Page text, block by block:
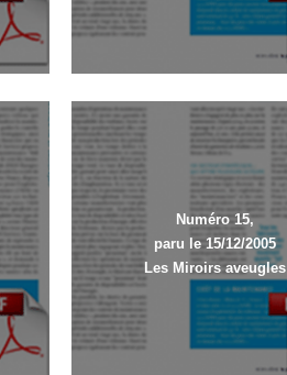
Numéro 15,
paru le 15/12/2005
Les Miroirs aveugles